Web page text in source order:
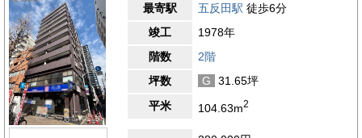
最寄駅 五反田駅 徒歩6分
竣工
1978年
階数
2階
坪数
G
31.65坪
平米
104.63m2